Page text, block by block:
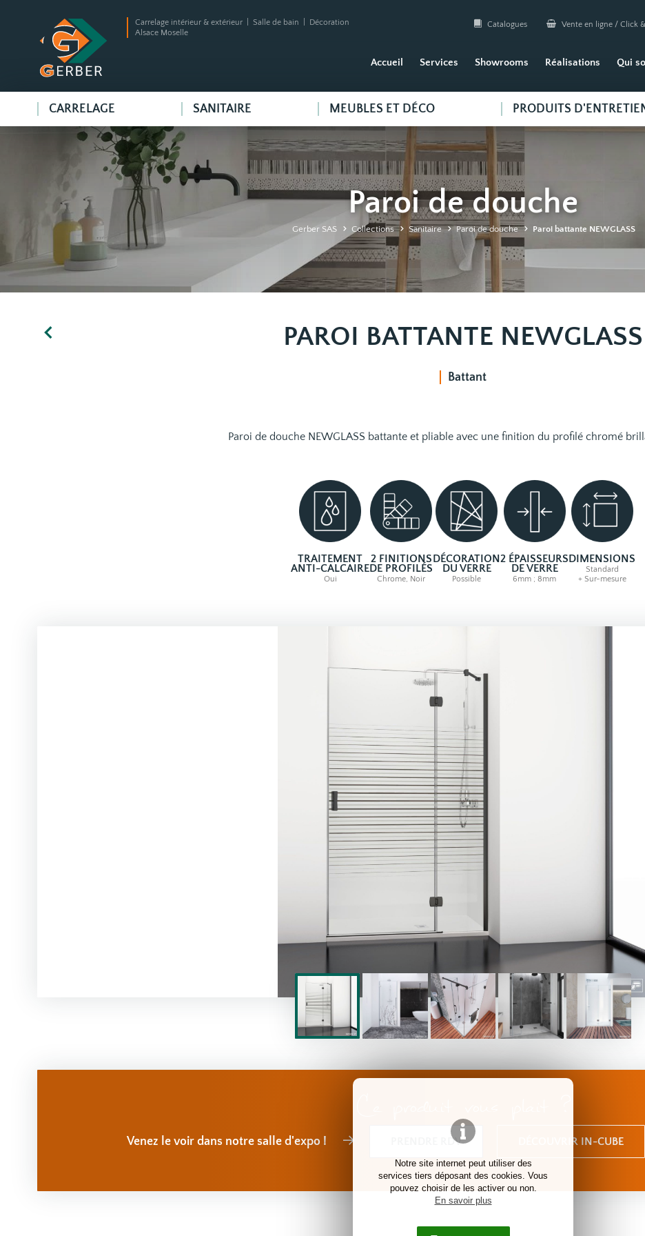
Notre site internet peut utiliser des
services tiers déposant des cookies. Vous
pouvez choisir de les activer ou non.
En savoir plus
Carrelage intérieur & extérieur | Salle de bain | Décoration
Alsace Moselle
Catalogues Vente en ligne / Click
Accueil Services Showrooms Réalisations Qui
CARRELAGE SANITAIRE MEUBLES ET DÉCO PRODUITS
Paroi de douche
Gerber SAS Collections Sanitaire Paroi de douche Paroi battante NEWGLASS
PAROI BATTANTE NEWGLASS
Battant
Paroi de douche NEWGLASS battante et pliable avec une finition du profilé chromé
TRAITEMENT
ANTI-CALCAIRE
Oui
2 FINITIONS
DE PROFILÉS
Chrome, Noir
DÉCORATION
DU VERRE
Possible
2 ÉPAISSEURS
DE VERRE
6mm ; 8mm
DIMENSIONS
Standard
+ Sur-mesure
Ce produit vous plait ?
Venez le voir dans notre salle d'expo ! PRENDRE RDV DÉCOUVRIR IN-CUBE